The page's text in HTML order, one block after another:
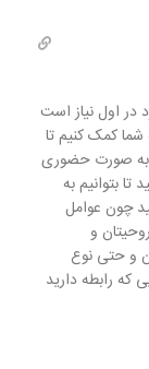
در اول نیاز است
کمک کنیم تا
به صورت حضوری
بتوانیم به
چون عوامل
و
و حتی نوع
که رابطه دارید